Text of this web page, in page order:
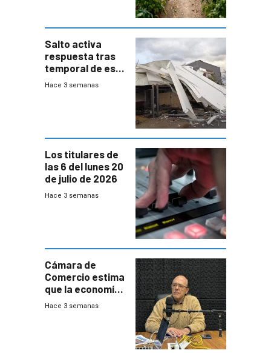
Salto activa
respuesta tras
temporal de este
sábado con
Hace 3 semanas
Los titulares de
las 6 del lunes 20
de julio de 2026
Hace 3 semanas
Cámara de
Comercio estima
que la economía
crecerá 1,6%
Hace 3 semanas